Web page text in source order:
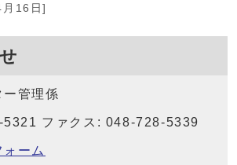
16日]
ー管理係
ファクス: 048-728-5339
ーム